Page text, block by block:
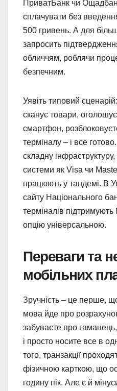
ПриватБанк чи
сплачувати без
500 гривень. А для
запросить
обличчям, роблячи
безпечним.
Уявіть типовий
сканує товари,
смартфон,
терміналу – і все
складну
системи як Visa чи
працюють у тандемі. В
сайту Національного
терміналів
опцію універсальною.
Переваги та
мобільних
Зручність – це перше,
мова йде про
забуваєте про
і просто носите все в
того, транзакції
фізичною карткою, що
годину пік. Але є й